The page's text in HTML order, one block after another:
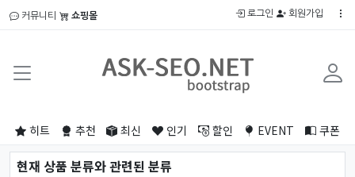
커뮤니티 쇼핑몰 로그인 회원가입
히트 추천 최신 인기 할인 EVENT 쿠폰
현재 상품 분류와 관련된 분류